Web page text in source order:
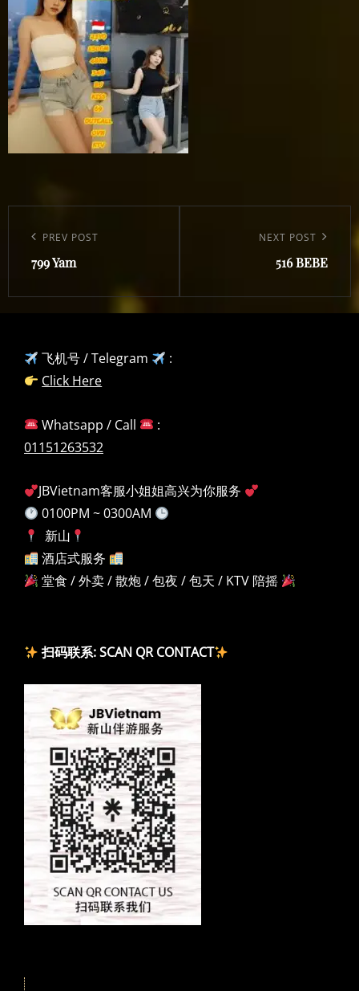
navigation
Previous
Post
PREV POST
799 Yam
NEXT POST
516 BEBE
飞机号 / Telegram
:
Click Here
Whatsapp / Call
:
01151263532
JBVietnam客服小姐姐高兴为你服务
0100PM ~ 0300AM
新山
酒店式服务
堂食 / 外卖 / 散炮 / 包夜 / 包天 / KTV 陪摇
扫码联系: SCAN QR CONTACT